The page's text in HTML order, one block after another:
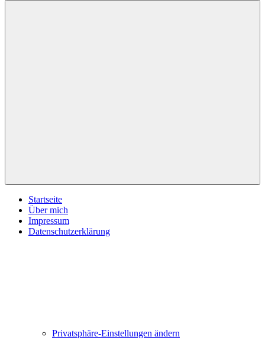
Startseite
Über mich
Impressum
Datenschutzerklärung
Privatsphäre-Einstellungen ändern